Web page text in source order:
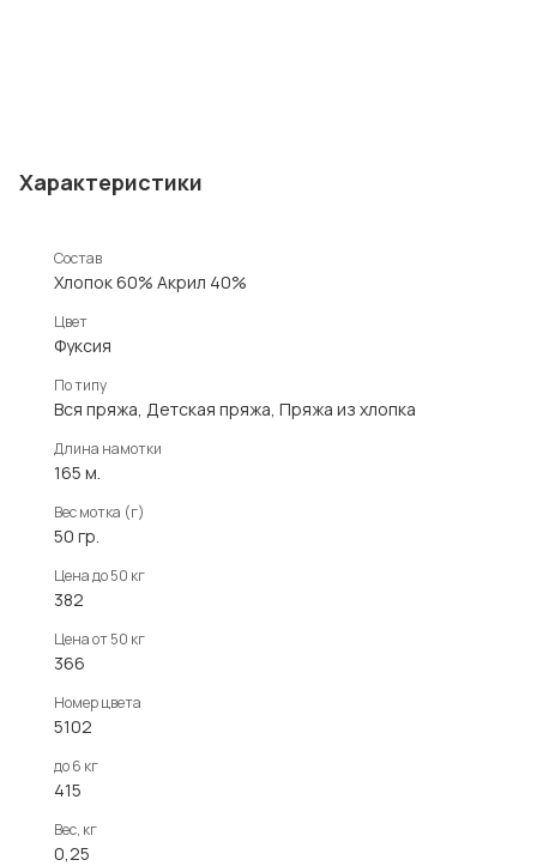
Характеристики
Состав
Хлопок 60% Акрил 40%
Цвет
Фуксия
По типу
Вся пряжа, Детская пряжа, Пряжа из хлопка
Длина намотки
165 м.
Вес мотка (г)
50 гр.
Цена до 50 кг
382
Цена от 50 кг
366
Номер цвета
5102
до 6 кг
415
Вес, кг
0,25